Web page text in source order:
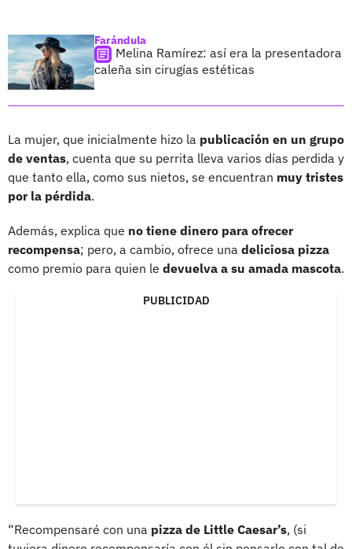
Farándula
Melina Ramírez: así era la presentadora
caleña sin cirugías estéticas
La mujer, que inicialmente hizo la publicación en un grupo
de ventas, cuenta que su perrita lleva varios días perdida y
que tanto ella, como sus nietos, se encuentran muy tristes
por la pérdida.
Además, explica que no tiene dinero para ofrecer
recompensa; pero, a cambio, ofrece una deliciosa pizza
como premio para quien le devuelva a su amada mascota.
PUBLICIDAD
“Recompensaré con una pizza de Little Caesar’s, (si